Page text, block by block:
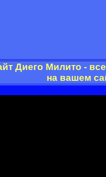
Диего Милито -
на вашем